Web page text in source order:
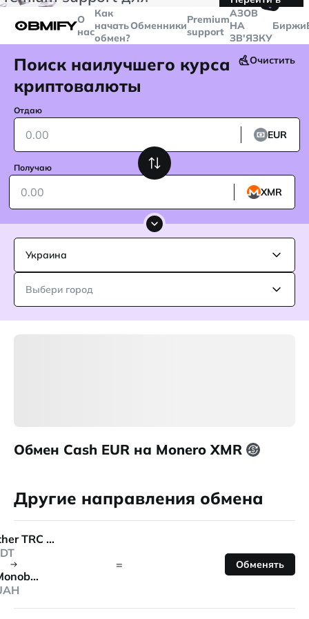
больше
$5000
Telegram
О
нас
Как
начать
обмен?
ОбменникиPremium
support
🤙
AЗОВ
НА
ЗВ'ЯЗКУ
Биржи
Поиск наилучшего курса
криптовалюты
Очистить
Отдаю
EUR
Получаю
XMR
Украина
Выбери город
Обмен Cash EUR на Monero XMR
Другие направления обмена
Tether TRC 20
Monobank
= Обменять